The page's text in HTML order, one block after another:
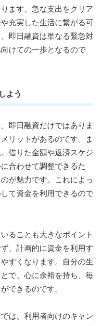
ます。急な支出をクリア
充実した生活に繋がる可
即日融資は単なる緊急対
けての一歩となるので
よう
即日融資だけではありま
リットがあるのです。ま
借りた金額や返済スケジ
合わせて調整できるた
が魅力です。これによっ
て資金を利用できるので
ることも大きなポイント
、計画的に資金を利用す
すくなります。自分の生
で、心に余裕を持ち、毎
できるのです。
は、利用者向けのキャン